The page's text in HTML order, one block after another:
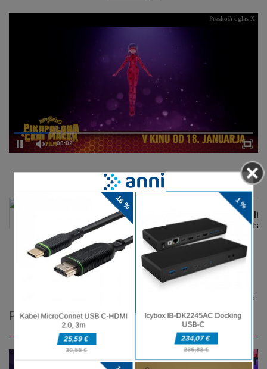
00:02
Preskoči oglas X
DELJENJE
PRIPOROČAMO